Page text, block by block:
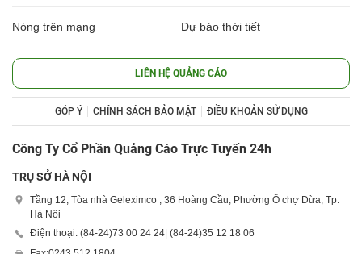
Nóng trên mạng Dự báo thời tiết
LIÊN HỆ QUẢNG CÁO
GÓP Ý CHÍNH SÁCH BẢO MẬT ĐIỀU KHOẢN SỬ DỤNG
Công Ty Cổ Phần Quảng Cáo Trực Tuyến 24h
TRỤ SỞ HÀ NỘI
Tầng 12, Tòa nhà Geleximco , 36 Hoàng Cầu, Phường Ô chợ Dừa, Tp.
Hà Nội
Điện thoại: (84-24)73 00 24 24| (84-24)35 12 18 06